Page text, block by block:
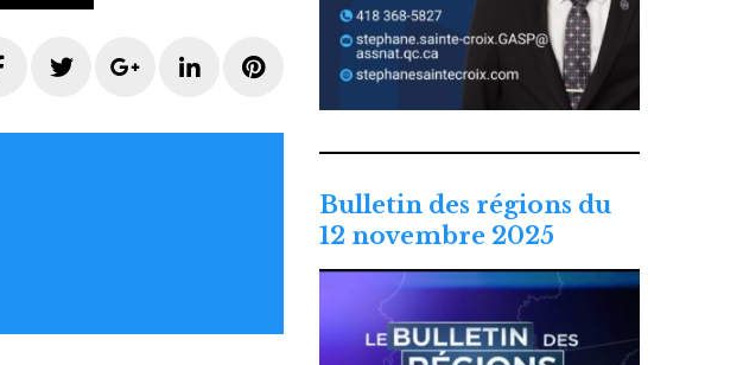
FacebookTwitterGoogle+LinkedInPinterest
Bulletin des régions du
12 novembre 2025